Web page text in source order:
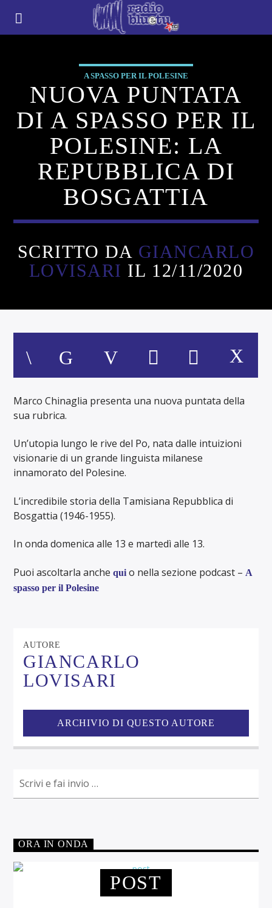
A SPASSO PER IL POLESINE
NUOVA PUNTATA
DI A SPASSO PER IL
POLESINE: LA
REPUBBLICA DI
BOSGATTIA
SCRITTO DA GIANCARLO
LOVISARI IL 12/11/2020
Marco Chinaglia presenta una nuova puntata della
sua rubrica.
Un’utopia lungo le rive del Po, nata dalle intuizioni
visionarie di un grande linguista milanese
innamorato del Polesine.
L’incredibile storia della Tamisiana Repubblica di
Bosgattia (1946-1955).
In onda domenica alle 13 e martedì alle 13.
Puoi ascoltarla anchequio nella sezione podcast –A
spasso per il Polesine
AUTORE
GIANCARLO
LOVISARI
ARCHIVIO DI QUESTO AUTORE
ORA IN ONDA
POST